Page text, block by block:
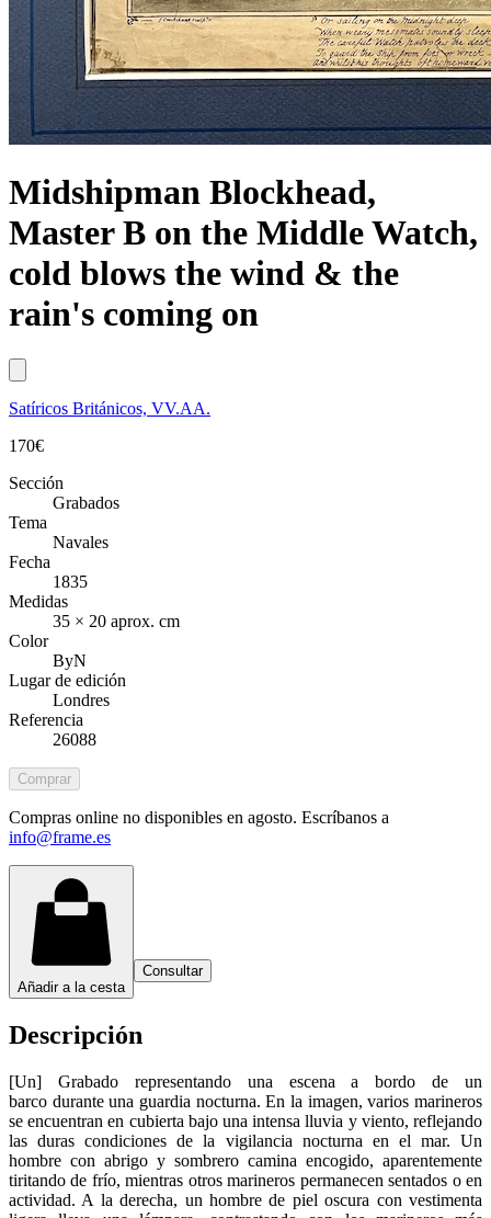
Midshipman Blockhead,
Master B on the Middle Watch,
cold blows the wind & the
rain's coming on
Satíricos Británicos, VV.AA.
170€
Sección
Grabados
Tema
Navales
Fecha
1835
Medidas
35 × 20 aprox. cm
Color
ByN
Lugar de edición
Londres
Referencia
26088
Comprar
Compras online no disponibles en agosto. Escríbanos a
info@frame.es
Añadir a la cesta
Consultar
Descripción
[Un] Grabado representando una escena a bordo de un
barco durante una guardia nocturna. En la imagen, varios marineros
se encuentran en cubierta bajo una intensa lluvia y viento, reflejando
las duras condiciones de la vigilancia nocturna en el mar. Un
hombre con abrigo y sombrero camina encogido, aparentemente
tiritando de frío, mientras otros marineros permanecen sentados o en
actividad. A la derecha, un hombre de piel oscura con vestimenta